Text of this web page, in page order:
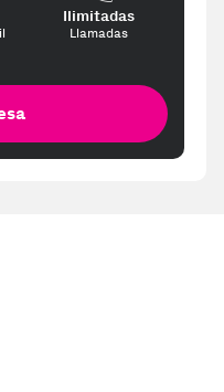
Ilimitadas
Llamadas